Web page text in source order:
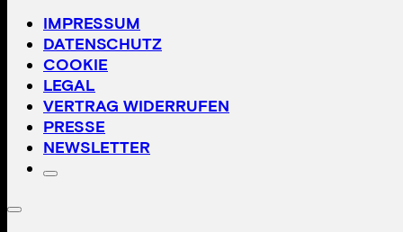
IMPRESSUM
DATENSCHUTZ
COOKIE
LEGAL
VERTRAG WIDERRUFEN
PRESSE
NEWSLETTER